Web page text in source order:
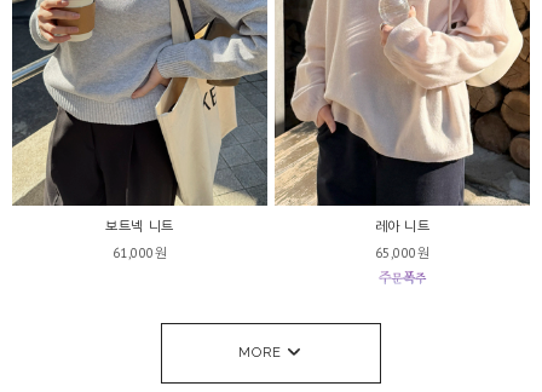
보트넥 니트
61,000원
레아 니트
65,000원
MORE